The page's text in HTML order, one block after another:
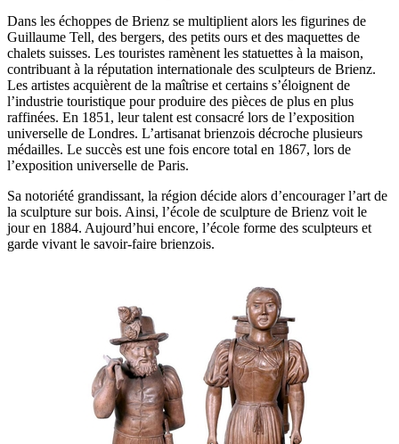
Dans les échoppes de Brienz se multiplient alors les figurines de
Guillaume Tell, des bergers, des petits ours et des maquettes de
chalets suisses. Les touristes ramènent les statuettes à la maison,
contribuant à la réputation internationale des sculpteurs de Brienz.
Les artistes acquièrent de la maîtrise et certains s’éloignent de
l’industrie touristique pour produire des pièces de plus en plus
raffinées. En 1851, leur talent est consacré lors de l’exposition
universelle de Londres. L’artisanat brienzois décroche plusieurs
médailles. Le succès est une fois encore total en 1867, lors de
l’exposition universelle de Paris.
Sa notoriété grandissant, la région décide alors d’encourager l’art de
la sculpture sur bois. Ainsi, l’école de sculpture de Brienz voit le
jour en 1884. Aujourd’hui encore, l’école forme des sculpteurs et
garde vivant le savoir-faire brienzois.